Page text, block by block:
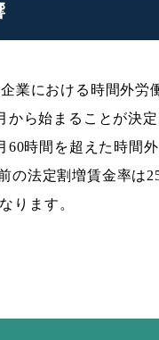
業における時間外労
ら始まることが決
60時間を超えた時間
の法定割増賃金率は
ります。